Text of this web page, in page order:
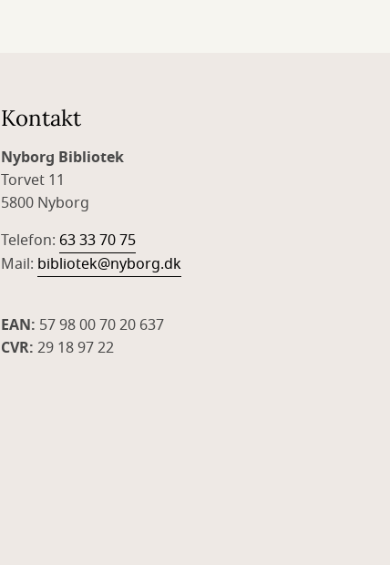
Kontakt
Nyborg Bibliotek
Torvet 11
5800 Nyborg
Telefon: 63 33 70 75
Mail: bibliotek@nyborg.dk
EAN: 57 98 00 70 20 637
CVR: 29 18 97 22